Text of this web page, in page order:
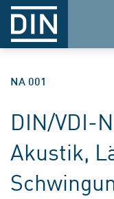
NA 001
DIN/VDI-
Akustik,